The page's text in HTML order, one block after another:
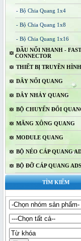
- Bộ Chia Quang 1x4
- Bộ Chia Quang 1x8
- Bộ Chia Quang 1x16
ĐẦU NỐI NHANH - FAST
CONNECTOR
THIẾT BỊ TRUYỀN
DÂY NỐI QUANG
DÂY NHẢY QUANG
BỘ CHUYỂN ĐỔI
MĂNG XÔNG QUANG
MODULE QUANG
BỘ NÉO CÁP QUANG
BỘ ĐỠ CÁP QUANG
TÌM KIẾM